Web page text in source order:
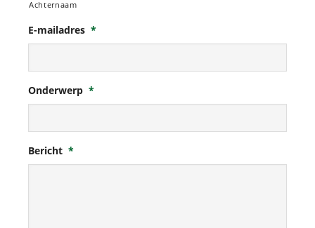
Achternaam
E-mailadres *
Onderwerp *
Bericht *